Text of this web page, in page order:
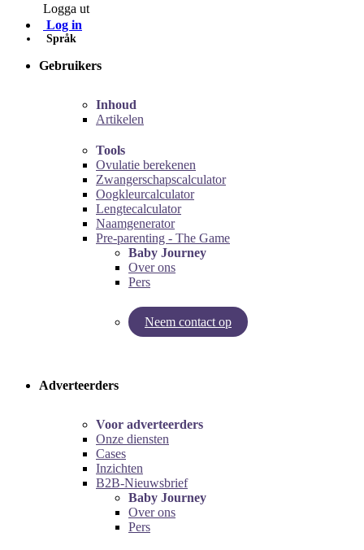
Logga ut
Log in
Språk
Gebruikers
Inhoud
Artikelen
Tools
Ovulatie berekenen
Zwangerschapscalculator
Oogkleurcalculator
Lengtecalculator
Naamgenerator
Pre-parenting - The Game
Baby Journey
Over ons
Pers
Neem contact op
Try our pregnancy calculator!
Adverteerders
Voor adverteerders
Onze diensten
Cases
Inzichten
B2B-Nieuwsbrief
Baby Journey
Over ons
Pers